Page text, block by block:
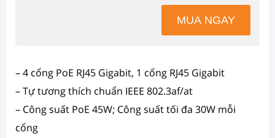
– 4 cổng PoE RJ45 Gigabit, 1 cổng RJ45 Gigabit
– Tự tương thích chuẩn IEEE 802.3af/at
– Công suất PoE 45W; Công suất tối đa 30W mỗi
cổng